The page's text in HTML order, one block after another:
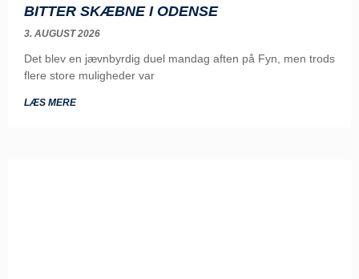
BITTER SKÆBNE I ODENSE
3. AUGUST 2026
Det blev en jævnbyrdig duel mandag aften på Fyn, men trods
flere store muligheder var
LÆS MERE